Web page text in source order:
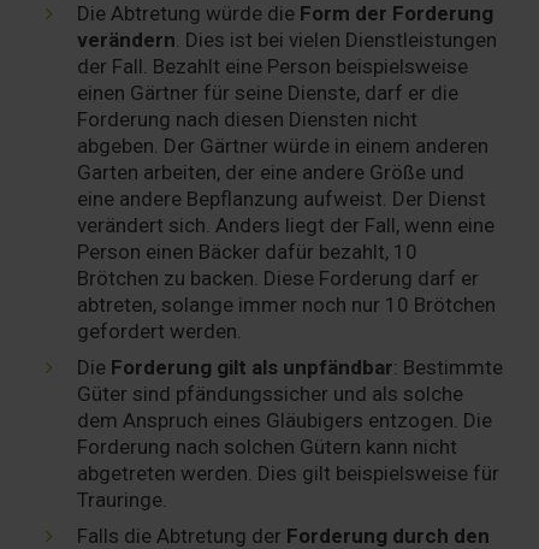
Die Abtretung würde die Form der Forderung
verändern. Dies ist bei vielen Dienstleistungen
der Fall. Bezahlt eine Person beispielsweise
einen Gärtner für seine Dienste, darf er die
Forderung nach diesen Diensten nicht
abgeben. Der Gärtner würde in einem anderen
Garten arbeiten, der eine andere Größe und
eine andere Bepflanzung aufweist. Der Dienst
verändert sich. Anders liegt der Fall, wenn eine
Person einen Bäcker dafür bezahlt, 10
Brötchen zu backen. Diese Forderung darf er
abtreten, solange immer noch nur 10 Brötchen
gefordert werden.
Die Forderung gilt als unpfändbar: Bestimmte
Güter sind pfändungssicher und als solche
dem Anspruch eines Gläubigers entzogen. Die
Forderung nach solchen Gütern kann nicht
abgetreten werden. Dies gilt beispielsweise für
Trauringe.
Falls die Abtretung der Forderung durch den